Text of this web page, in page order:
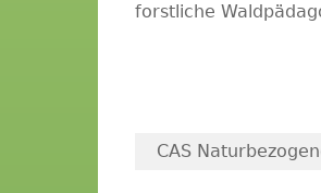
forstliche
CAS